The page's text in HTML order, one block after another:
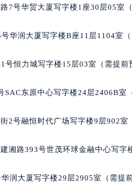
岛市连山区中央路万宝龙售后服务
市白塔区新运大街万宝龙售后服务
市银州区南马路万宝龙售后服务中
市沈河区中街路137号亨得利名表
区建国门外大街甲6号华熙国际中
市竞秀区朝阳北大街北国先天下
区巴彦淖尔市临河区新华街万宝龙
7号华贸大厦写字楼1座30层05室（
华润大厦写字楼B座11层1104室（
号恒力城写字楼15层03室（需提前
SAC东原中心写字楼24层2406B室
2号融恒时代广场写字楼9层902室
湘路393号世茂环球金融中心写字
润大厦写字楼29层2905室（需提